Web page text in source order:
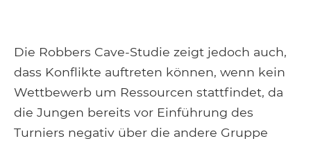
Die Robbers Cave-Studie zeigt jedoch auch,
dass Konflikte auftreten können, wenn kein
Wettbewerb um Ressourcen stattfindet, da
die Jungen bereits vor Einführung des
Turniers negativ über die andere Gruppe